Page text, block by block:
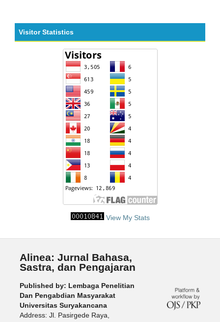
Visitor Statistics
View My Stats
Alinea: Jurnal Bahasa,
Sastra, dan Pengajaran
Published by: Lembaga Penelitian
Dan Pengabdian Masyarakat
Universitas Suryakancana
Address: Jl. Pasirgede Raya,